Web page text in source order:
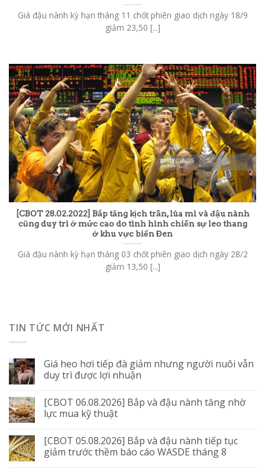
Giá đậu nành kỳ hạn tháng 11 chốt phiên giao dịch ngày 18/9
giảm 23,50 [...]
[CBOT 28.02.2022] Bắp tăng kịch trần, lúa mì và đậu nành
cũng duy trì ở mức cao do tình hình chiến sự leo thang
ở khu vực biển Đen
Giá đậu nành kỳ hạn tháng 03 chốt phiên giao dịch ngày 28/2
giảm 13,50 [...]
TIN TỨC MỚI NHẤT
Giá heo hơi tiếp đà giảm nhưng người nuôi vẫn
duy trì được lợi nhuận
[CBOT 06.08.2026] Bắp và đậu nành tăng nhờ
lực mua kỹ thuật
[CBOT 05.08.2026] Bắp và đậu nành tiếp tục
giảm trước thềm báo cáo WASDE tháng 8